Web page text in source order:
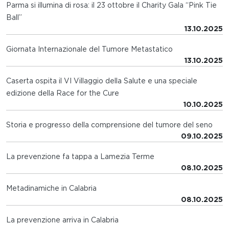
Parma si illumina di rosa: il 23 ottobre il Charity Gala “Pink Tie
Ball”
13.10.2025
Giornata Internazionale del Tumore Metastatico
13.10.2025
Caserta ospita il VI Villaggio della Salute e una speciale
edizione della Race for the Cure
10.10.2025
Storia e progresso della comprensione del tumore del seno
09.10.2025
La prevenzione fa tappa a Lamezia Terme
08.10.2025
Metadinamiche in Calabria
08.10.2025
La prevenzione arriva in Calabria